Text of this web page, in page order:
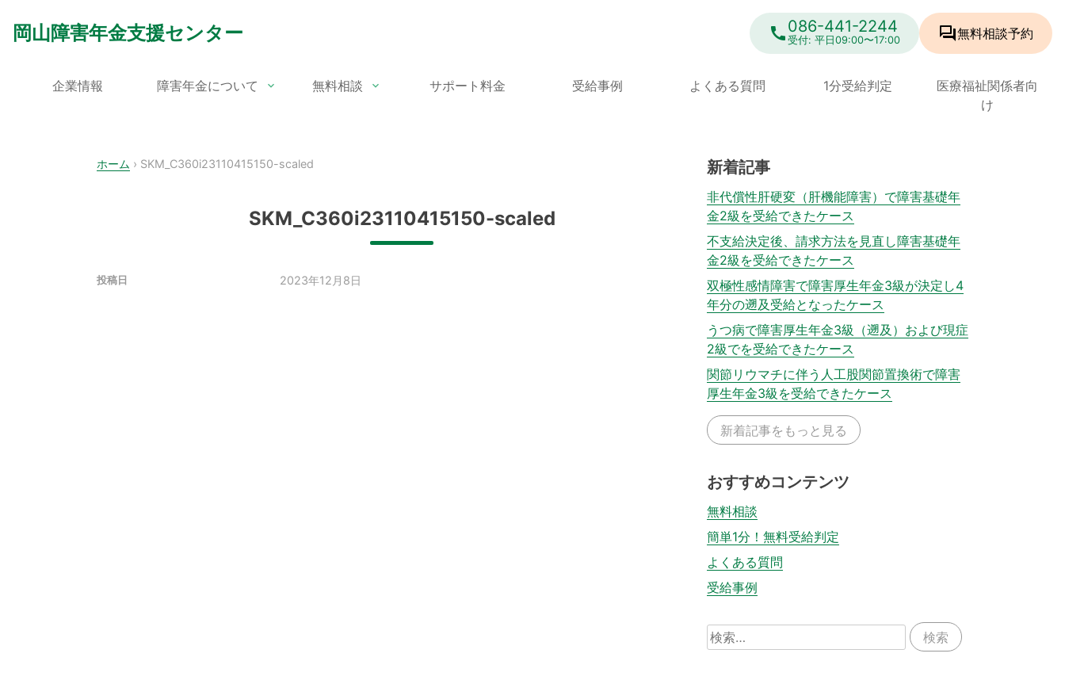
content
岡山障害年金支援センター call086-441-2244
受付: 平日09:00〜17:00 forum無料相談予約
企業情報 障害年金について 無料相談 サポート料金 受給事例 よくある質問 1分受給判定
医療福祉関係者向
け
ホーム › SKM_C360i23110415150-scaled
SKM_C360i23110415150-scaled
投稿日 2023年12月8日
新着記事
非代償性肝硬変（肝機能障害）で障害基礎年
金2級を受給できたケース
不支給決定後、請求方法を見直し障害基礎年
金2級を受給できたケース
双極性感情障害で障害厚生年金3級が決定し4
年分の遡及受給となったケース
うつ病で障害厚生年金3級（遡及）および現症
2級でを受給できたケース
関節リウマチに伴う人工股関節置換術で障害
厚生年金3級を受給できたケース
新着記事をもっと見る
おすすめコンテンツ
無料相談
簡単1分！無料受給判定
よくある質問
受給事例
検
索: